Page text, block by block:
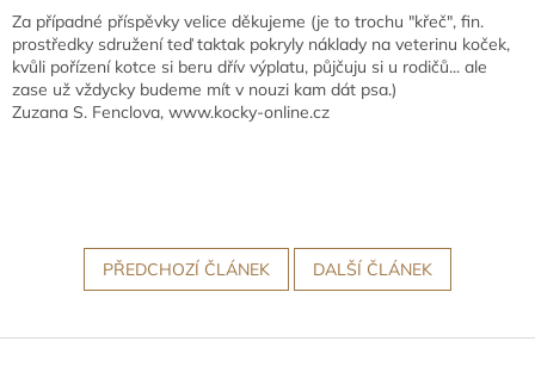
Za případné příspěvky velice děkujeme (je to trochu "křeč", fin.
prostředky sdružení teď taktak pokryly náklady na veterinu koček,
kvůli pořízení kotce si beru dřív výplatu, půjčuju si u rodičů... ale
zase už vždycky budeme mít v nouzi kam dát psa.)
Zuzana S. Fenclova, www.kocky-online.cz
PŘEDCHOZÍ ČLÁNEK DALŠÍ ČLÁNEK
Z